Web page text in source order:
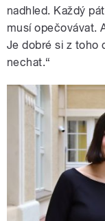
nadhled. Každý
musí opečovávat.
Je dobré si z toho
nechat.“